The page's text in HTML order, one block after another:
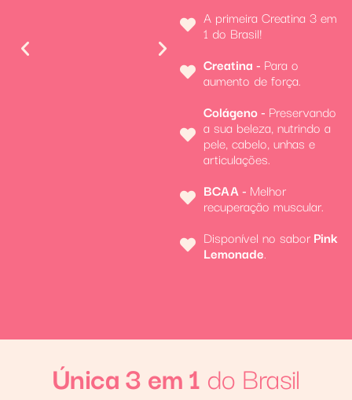
A primeira Creatina 3 em
1 do Brasil!
Creatina - Para o
aumento de força.
Colágeno - Preservando
a sua beleza, nutrindo a
pele, cabelo, unhas e
articulações.
BCAA - Melhor
recuperação muscular.
Disponível no saborPink
Lemonade.
Única 3 em 1 do Brasil